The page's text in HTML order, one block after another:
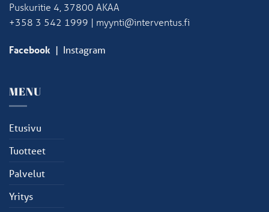
Puskuritie 4, 37800 AKAA
+358 3 542 1999 | myynti@interventus.fi
Facebook | Instagram
MENU
Etusivu
Tuotteet
Palvelut
Yritys